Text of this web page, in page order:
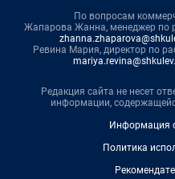
По вопросам
Жапарова Жанна, менеджер по
Ревина Мария, директор по
Редакция сайта не несет
информации,
Информация
Политика